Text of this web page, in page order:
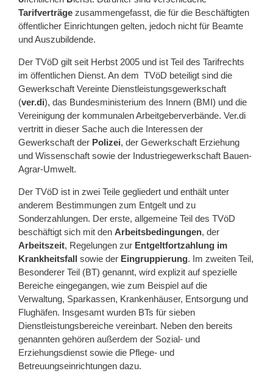
Tarifverträge zusammengefasst, die für die Beschäftigten
öffentlicher Einrichtungen gelten, jedoch nicht für Beamte
und Auszubildende.
Der TVöD gilt seit Herbst 2005 und ist Teil des Tarifrechts
im öffentlichen Dienst. An dem TVöD beteiligt sind die
Gewerkschaft Vereinte Dienstleistungsgewerkschaft
(ver.di), das Bundesministerium des Innern (BMI) und die
Vereinigung der kommunalen Arbeitgeberverbände. Ver.di
vertritt in dieser Sache auch die Interessen der
Gewerkschaft der Polizei, der Gewerkschaft Erziehung
und Wissenschaft sowie der Industriegewerkschaft Bauen-
Agrar-Umwelt.
Der TVöD ist in zwei Teile gegliedert und enthält unter
anderem Bestimmungen zum Entgelt und zu
Sonderzahlungen. Der erste, allgemeine Teil des TVöD
beschäftigt sich mit den Arbeitsbedingungen, der
Arbeitszeit, Regelungen zur Entgeltfortzahlung im
Krankheitsfall sowie der Eingruppierung. Im zweiten Teil,
Besonderer Teil (BT) genannt, wird explizit auf spezielle
Bereiche eingegangen, wie zum Beispiel auf die
Verwaltung, Sparkassen, Krankenhäuser, Entsorgung und
Flughäfen. Insgesamt wurden BTs für sieben
Dienstleistungsbereiche vereinbart. Neben den bereits
genannten gehören außerdem der Sozial- und
Erziehungsdienst sowie die Pflege- und
Betreuungseinrichtungen dazu.